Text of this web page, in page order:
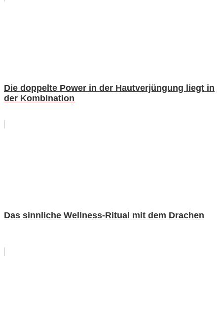
Die doppelte Power in der Hautverjüngung liegt in
der Kombination
Das sinnliche Wellness-Ritual mit dem Drachen